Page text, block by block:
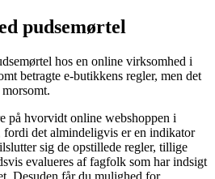
pudsemørtel
hos en online virksomhed i
betragte e-butikkens regler, men det
på hvorvidt online webshoppen i
det almindeligvis er en indikator
sig de opstillede regler, tillige
evalueres af fagfolk som har indsigt
Desuden får du mulighed for